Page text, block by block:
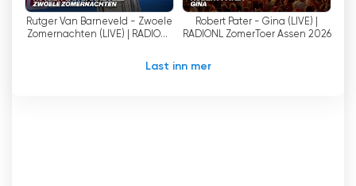
kunne nyte den beste nederlandskspråklige
musikken. Hva venter du på? Slå på RadioNL og
nyt de beste nederlandskspråklige hitene
uansett hvor du er!
Rutger Van Barneveld - Zwoele
Zomernachten (LIVE) | RADIONL
Robert Pater - Gina (LIVE) |
RADIONL ZomerToer Assen 2026
Last inn mer